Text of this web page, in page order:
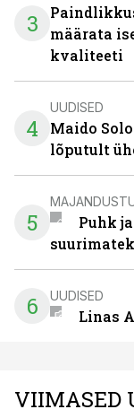
3
määrata
kvaliteeti
4
UUDISED
Maido
lõputult
5
Puhk
6 UUDISED
Linas
VIIMASED